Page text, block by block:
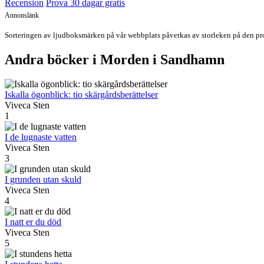
Recension Prova 30 dagar gratis
Annonslänk
Sorteringen av ljudboksmärken på vår webbplats påverkas av storleken på den
Andra böcker i Morden i Sandhamn
Iskalla ögonblick: tio skärgårdsberättelser
Viveca Sten
1
I de lugnaste vatten
Viveca Sten
3
I grunden utan skuld
Viveca Sten
4
I natt er du död
Viveca Sten
5